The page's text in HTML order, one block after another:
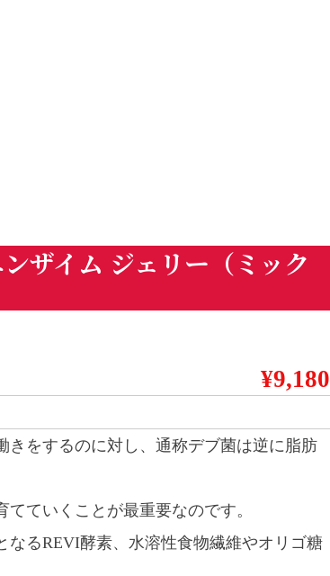
ザイム ジェリー（ミック
¥9,180
きをするのに対し、通称デブ菌は逆に脂肪
ていくことが最重要なのです。
るREVI酵素、水溶性食物繊維やオリゴ糖